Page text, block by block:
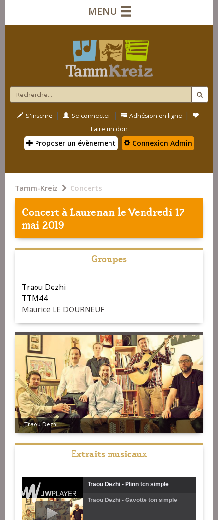
MENU
S'inscrire | Se connecter | Adhésion en ligne |
Faire un don
Proposer un évènement Connexion Admin
Tamm-Kreiz Concerts
Concert àLaurenanle Vendredi 17
mai 2019
Groupes
Traou Dezhi
TTM44
Maurice LE DOURNEUF
Traou Dezhi
Extraits musicaux
Traou Dezhi - Plinn ton simple
Traou Dezhi - Gavotte ton simple